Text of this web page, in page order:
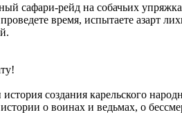
сафари-рейд на собачьих
время, испытаете азарт
создания карельского
о воинах и ведьмах, о